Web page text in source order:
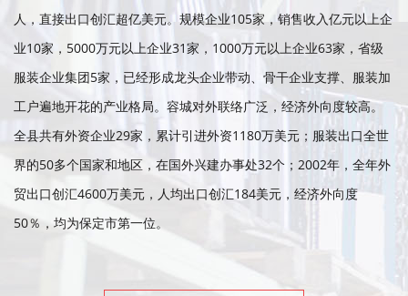
人，直接出口创汇超亿美元。规模企业105家，销售收入亿元以上企
业10家，5000万元以上企业31家，1000万元以上企业63家，省级
服装企业集团5家，已经形成龙头企业带动、骨干企业支撑、服装加
工户遍地开花的产业格局。容城对外联络广泛，经济外向度较高。
全县共有外资企业29家，累计引进外资1180万美元；服装出口全世
界的50多个国家和地区，在国外兴建办事处32个；2002年，全年外
贸出口创汇4600万美元，人均出口创汇184美元，经济外向度
50％，均为保定市第一位。